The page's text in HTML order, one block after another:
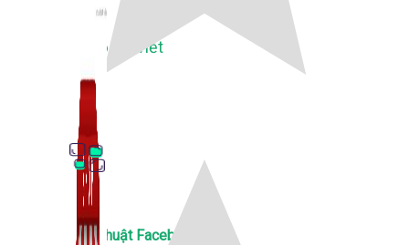
1,066 bài viết
Thủ Thuật Facebook